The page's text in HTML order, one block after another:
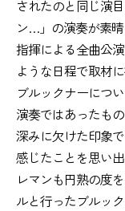
されたのと同じ演
ン…」の演奏が素
指揮による全曲公
ような日程で取材
ブルックナーにつ
演奏ではあったも
深みに欠けた印象
感じたことを思い
レマンも円熟の度
ルと行ったブルッ